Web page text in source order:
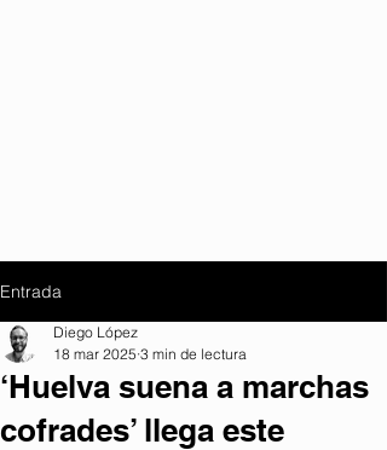
Entrada
‘Huelva suena a marchas
cofrades’ llega este
Diego López
18 mar 2025 3 min de lectura